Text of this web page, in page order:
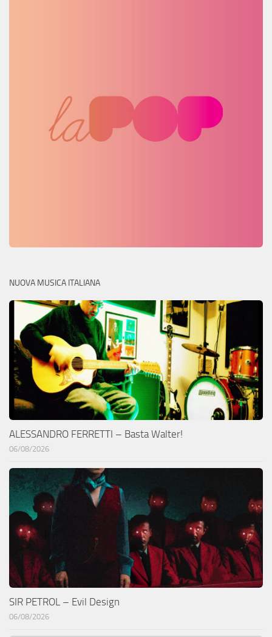
NUOVA MUSICA ITALIANA
ALESSANDRO FERRETTI – Basta Walter!
06/08/2026
SIR PETROL – Evil Design
06/08/2026